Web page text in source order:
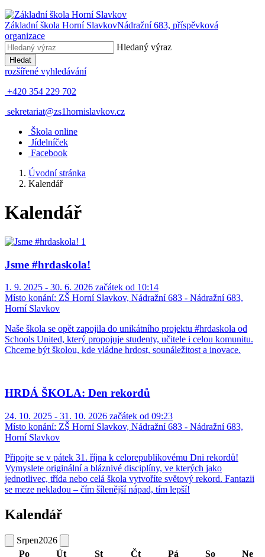
Základní škola Horní SlavkovNádražní 683, příspěvková
organizace
Hledaný výraz
Hledat
rozšířené vyhledávání
+420 354 229 702
sekretariat@zs1hornislavkov.cz
Škola online
Jídelníček
Facebook
Úvodní stránka
Kalendář
Kalendář
Jsme #hrdaskola!
1. 9. 2025 - 30. 6. 2026 začátek od 10:14
Místo konání: ZŠ Horní Slavkov, Nádražní 683 - Nádražní 683,
Horní Slavkov
Naše škola se opět zapojila do unikátního projektu #hrdaskola od
Schools United, který propojuje studenty, učitele i celou komunitu.
Chceme být školou, kde vládne hrdost, sounáležitost a inovace.
HRDÁ ŠKOLA: Den rekordů
24. 10. 2025 - 31. 10. 2026 začátek od 09:23
Místo konání: ZŠ Horní Slavkov, Nádražní 683 - Nádražní 683,
Horní Slavkov
Připojte se v pátek 31. října k celorepublikovému Dni rekordů!
Vymyslete originální a bláznivé disciplíny, ve kterých jako
jednotlivec, třída nebo celá škola vytvoříte světový rekord. Fantazii
se meze nekladou – čím šílenější nápad, tím lepší!
Kalendář
Srpen2026
Po
Út St Čt Pá So
Ne